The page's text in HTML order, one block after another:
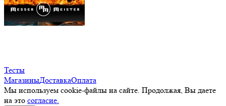
Тесты
МагазиныДоставкаОплата
Мы используем cookie-файлы на сайте. Продолжая, Вы даете
на это согласие.